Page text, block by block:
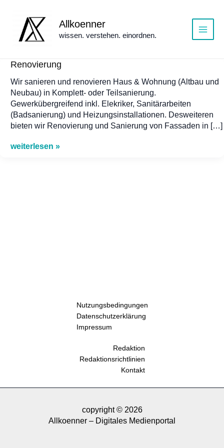
springen
Allkoenner
wissen. verstehen. einordnen.
Main
Renovierung
Wir sanieren und renovieren Haus & Wohnung (Altbau und
Neubau) in Komplett- oder Teilsanierung.
Gewerkübergreifend inkl. Elekriker, Sanitärarbeiten
(Badsanierung) und Heizungsinstallationen. Desweiteren
bieten wir Renovierung und Sanierung von Fassaden in […]
Renovierung
weiterlesen »
Nutzungsbedingungen
Datenschutzerklärung
Impressum
Redaktion
Redaktionsrichtlinien
Kontakt
copyright © 2026
Allkoenner – Digitales Medienportal